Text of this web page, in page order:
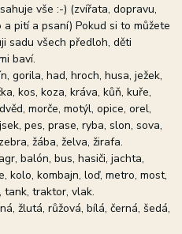
vše :-) (zvířata, dopravu,
pití a psaní) Pokud si to můžete
sadu všech předloh, děti
baví.
gorila, had, hroch, husa, ježek,
kos, koza, kráva, kůň, kuře,
morče, motýl, opice, orel,
pes, prase, ryba, slon, sova,
žába, želva, žirafa.
balón, bus, hasiči, jachta,
kolo, kombajn, loď, metro, most,
tank, traktor, vlak.
žlutá, růžová, bílá, černá, šedá,